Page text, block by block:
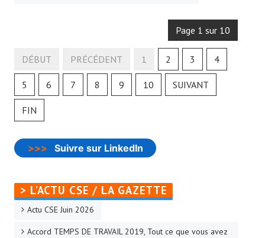
Page 1 sur 10
DÉBUT PRÉCÉDENT 1 2 3 4
5 6 7 8 9 10 SUIVANT
FIN
>>> Suivre sur LinkedIn
> L'ACTU CSE / LA GAZETTE
Actu CSE Juin 2026
Accord TEMPS DE TRAVAIL 2019, Tout ce que vous avez